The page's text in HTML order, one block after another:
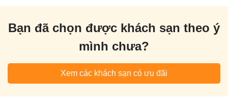
Bạn đã chọn được khách sạn theo ý
mình chưa?
Xem các khách sạn có ưu đãi